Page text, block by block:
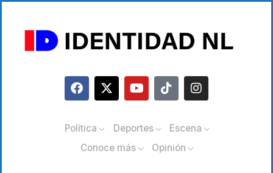
Política Deportes
Escena
Conoce más
Opinión